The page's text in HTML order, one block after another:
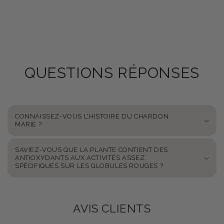
QUESTIONS RÉPONSES
CONNAISSEZ-VOUS L'HISTOIRE DU CHARDON
MARIE ?
SAVIEZ-VOUS QUE LA PLANTE CONTIENT DES
ANTIOXYDANTS AUX ACTIVITÉS ASSEZ
SPÉCIFIQUES SUR LES GLOBULES ROUGES ?
AVIS CLIENTS